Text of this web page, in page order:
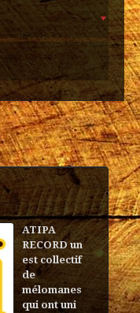
ATIPA
RECORD un
est collectif
de
mélomanes
qui ont uni